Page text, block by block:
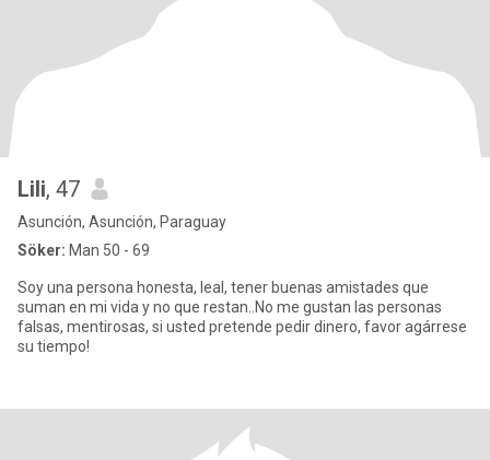
Lili, 47
Asunción, Asunción, Paraguay
Söker: Man 50 - 69
Soy una persona honesta, leal, tener buenas amistades que
suman en mi vida y no que restan..No me gustan las personas
falsas, mentirosas, si usted pretende pedir dinero, favor agárrese
su tiempo!